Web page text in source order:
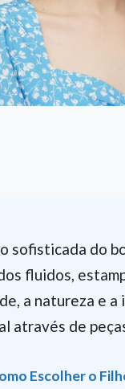
sofisticada do
fluidos,
a natureza e
através de
Escolher o